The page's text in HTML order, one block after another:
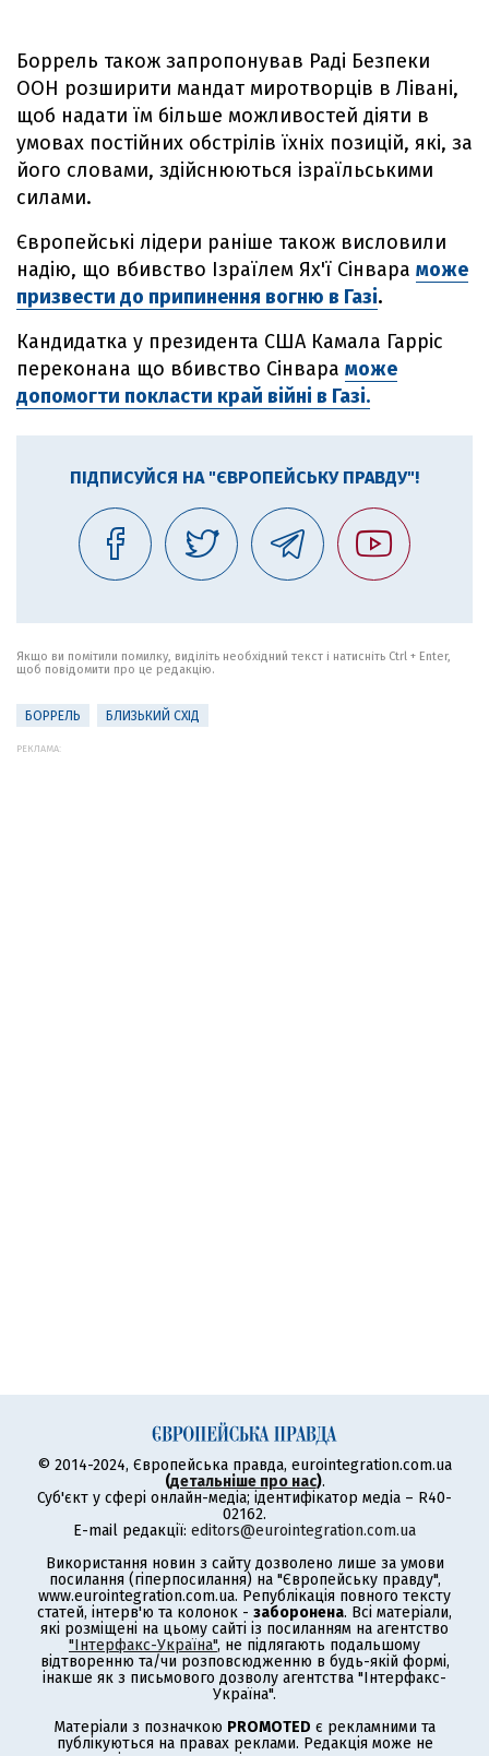
Боррель також запропонував Раді Безпеки
ООН розширити мандат миротворців в Лівані,
щоб надати їм більше можливостей діяти в
умовах постійних обстрілів їхніх позицій, які, за
його словами, здійснюються ізраїльськими
силами.
Європейські лідери раніше також висловили
надію, що вбивство Ізраїлем Ях'ї Сінвара може
призвести до припинення вогню в Газі.
Кандидатка у президента США Камала Гарріс
переконана що вбивство Сінвара може
допомогти покласти край війні в Газі.
ПІДПИСУЙСЯ НА "ЄВРОПЕЙСЬКУ ПРАВДУ"!
Якщо ви помітили помилку, виділіть необхідний текст і натисніть Ctrl + Enter,
щоб повідомити про це редакцію.
БОРРЕЛЬ БЛИЗЬКИЙ СХІД
РЕКЛАМА:
© 2014-2024, Європейська правда, eurointegration.com.ua
(детальніше про нас).
Суб'єкт у сфері онлайн-медіа; ідентифікатор медіа – R40-
02162.
E-mail редакції: editors@eurointegration.com.ua
Використання новин з сайту дозволено лише за умови
посилання (гіперпосилання) на "Європейську правду",
www.eurointegration.com.ua. Републікація повного тексту
статей, інтерв'ю та колонок - заборонена. Всі матеріали,
які розміщені на цьому сайті із посиланням на агентство
"Інтерфакс-Україна", не підлягають подальшому
відтворенню та/чи розповсюдженню в будь-якій формі,
інакше як з письмового дозволу агентства "Інтерфакс-
Україна".
Матеріали з позначкою PROMOTED є рекламними та
публікуються на правах реклами. Редакція може не